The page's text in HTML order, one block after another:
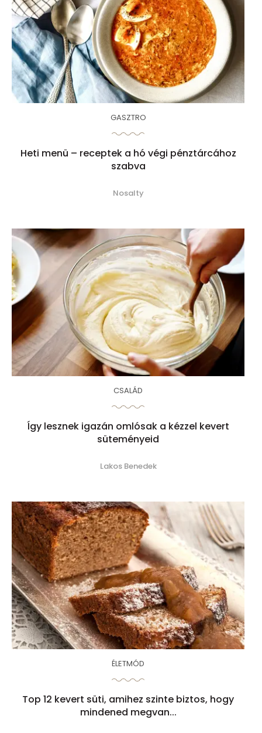
GASZTRO
Heti menü – receptek a hó végi pénztárcához
szabva
Nosalty
CSALÁD
Így lesznek igazán omlósak a kézzel kevert
süteményeid
Lakos Benedek
ÉLETMÓD
Top 12 kevert süti, amihez szinte biztos, hogy
mindened megvan...